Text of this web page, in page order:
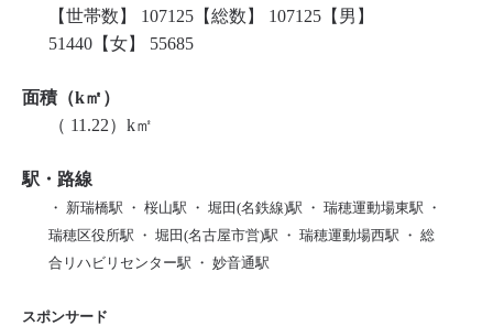
【世帯数】 107125【総数】 107125【男】
51440【女】 55685
面積（k㎡）
（ 11.22）k㎡
駅・路線
・ 新瑞橋駅 ・ 桜山駅 ・ 堀田(名鉄線)駅 ・ 瑞穂運動場東駅 ・
瑞穂区役所駅 ・ 堀田(名古屋市営)駅 ・ 瑞穂運動場西駅 ・ 総
合リハビリセンター駅 ・ 妙音通駅
スポンサード